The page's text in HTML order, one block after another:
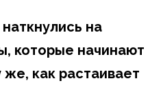
на
которые начинают
как растаивает